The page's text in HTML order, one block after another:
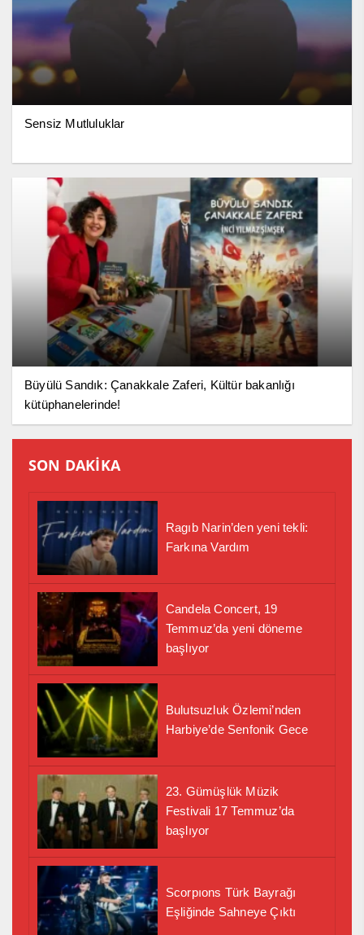
Sensiz Mutluluklar
Büyülü Sandık: Çanakkale Zaferi, Kültür bakanlığı
kütüphanelerinde!
SON DAKİKA
Ragıb Narin’den yeni tekli:
Farkına Vardım
Candela Concert, 19
Temmuz’da yeni döneme
başlıyor
Bulutsuzluk Özlemi’nden
Harbiye’de Senfonik Gece
23. Gümüşlük Müzik
Festivali 17 Temmuz’da
başlıyor
Scorpıons Türk Bayrağı
Eşliğinde Sahneye Çıktı